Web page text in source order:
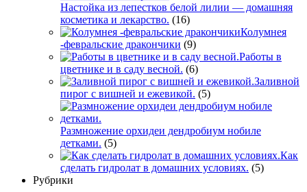
Настойка из лепестков белой лилии — домашняя
косметика и лекарство. (16)
Колумнея
-февральские дракончики (9)
Работы в
цветнике и в саду весной. (6)
Заливной
пирог с вишней и ежевикой. (5)
Размножение орхидеи дендробиум нобиле
детками. (5)
Как
сделать гидролат в домашних условиях. (5)
Рубрики